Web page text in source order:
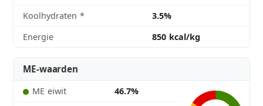
Koolhydraten *
3.5%
Energie
850 kcal/kg
ME-waarden
ME eiwit
46.7%